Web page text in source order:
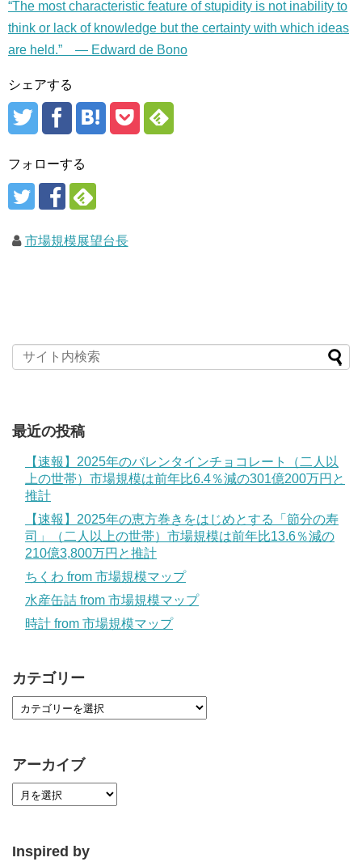
“The most characteristic feature of stupidity is not inability to
think or lack of knowledge but the certainty with which ideas
are held.” — Edward de Bono
シェアする
フォローする
市場規模展望台長
最近の投稿
【速報】2025年のバレンタインチョコレート（二人以
上の世帯）市場規模は前年比6.4％減の301億200万円と
推計
【速報】2025年の恵方巻きをはじめとする「節分の寿
司」（二人以上の世帯）市場規模は前年比13.6％減の
210億3,800万円と推計
ちくわ from 市場規模マップ
水産缶詰 from 市場規模マップ
時計 from 市場規模マップ
カテゴリー
アーカイブ
Inspired by